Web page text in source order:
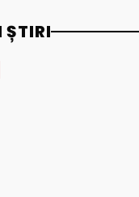
ȘTIRI